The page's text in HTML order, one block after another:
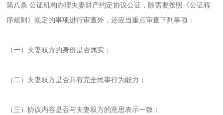
第八条 公证机构办理夫妻财产约定协议公证，除需要按照《公证程
序规则》规定的事项进行审查外，还应当重点审查下列事项：
（一）夫妻双方的身份是否属实；
（二）夫妻双方是否具有完全民事行为能力；
（三）协议内容是否与夫妻双方的意思表示一致；